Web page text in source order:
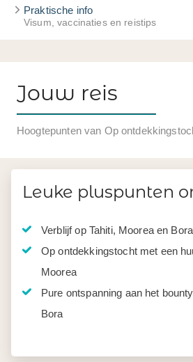
Praktische info
Visum, vaccinaties en reistips
Jouw reis
Hoogtepunten van Op
Leuke pluspunten
Verblijf op Tahiti, Moorea en
Op ontdekkingstocht met een
Moorea
Pure ontspanning aan het
Bora